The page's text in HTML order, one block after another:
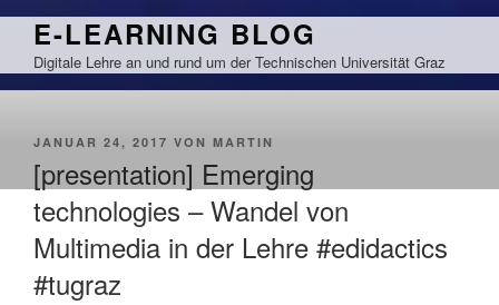
Zum
springen
E-LEARNING BLOG
Digitale Lehre an und rund um der Technischen Universität Graz
VERÖFFENTLICHT
JANUAR 24, 2017 VON MARTIN
[presentation] Emerging
technologies – Wandel von
Multimedia in der Lehre #edidactics
#tugraz